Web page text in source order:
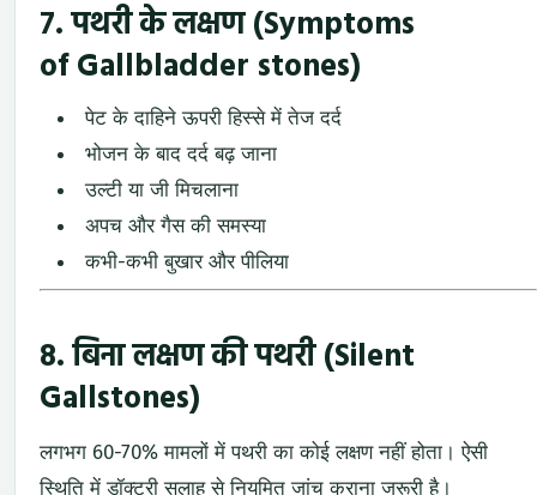
7. पथरी के लक्षण (Symptoms
ofGallbladder stones)
पेट के दाहिने ऊपरी हिस्से में तेज दर्द
भोजन के बाद दर्द बढ़ जाना
उल्टी या जी मिचलाना
अपच और गैस की समस्या
कभी-कभी बुखार और पीलिया
8. बिना लक्षण की पथरी (Silent
Gallstones)
लगभग 60-70% मामलों में पथरी का कोई लक्षण नहीं होता। ऐसी
स्थिति में डॉक्टरी सलाह से नियमित जांच कराना जरूरी है।